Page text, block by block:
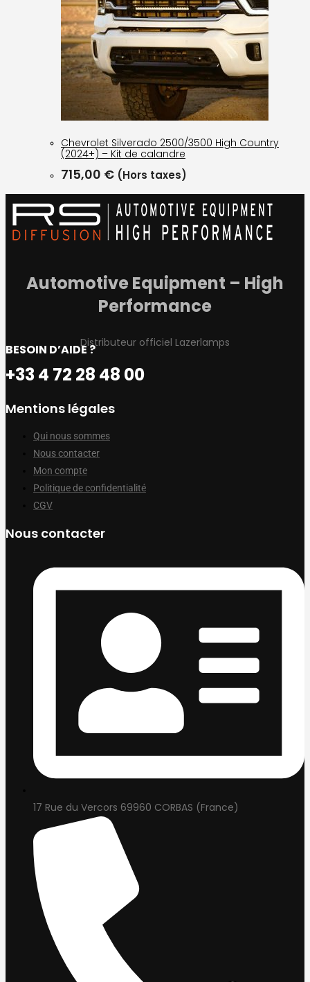
Chevrolet Silverado 2500/3500 High Country
(2024+) – Kit de calandre
715,00 € (Hors taxes)
Automotive Equipment – High
Performance
Distributeur officiel Lazerlamps
BESOIN D’AIDE ?
+33 4 72 28 48 00
Mentions légales
Qui nous sommes
Nous contacter
Mon compte
Politique de confidentialité
CGV
Nous contacter
17 Rue du Vercors 69960 CORBAS (France)